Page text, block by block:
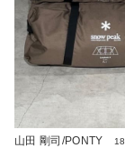
山田 剛司/PONTY